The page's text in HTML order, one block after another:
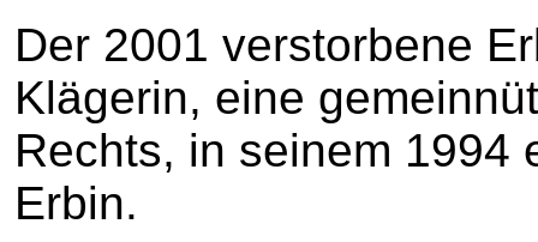
Der 2001 verstorbene
Klägerin, eine
Rechts, in seinem 1994
Erbin.